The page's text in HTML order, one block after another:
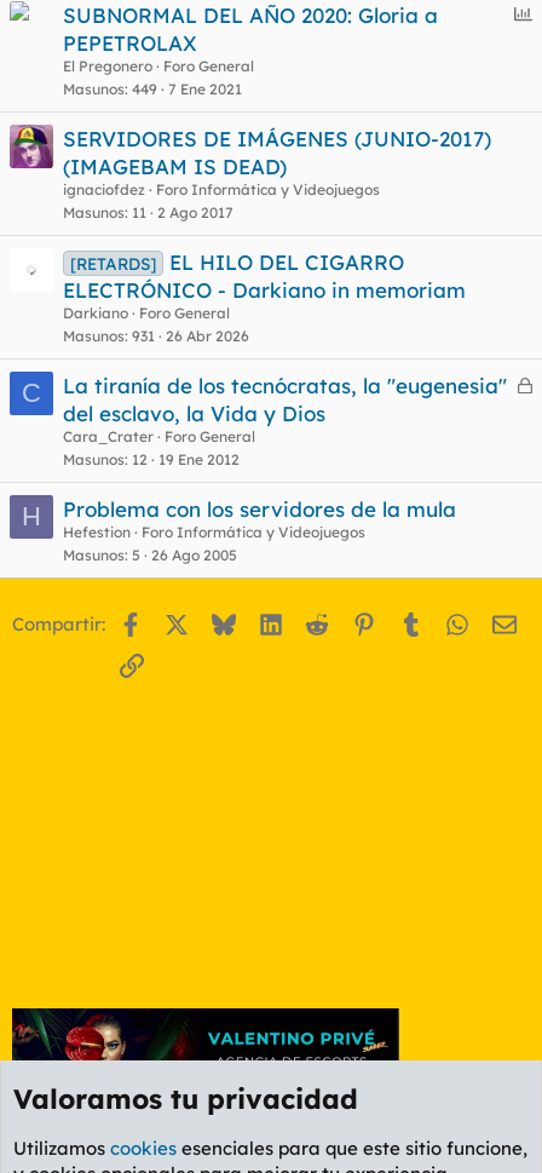
E
e
SUBNORMAL DEL AÑO 2020: Gloria a
PEPETROLAX
El Pregonero
Foro General
Masunos 449 7 Ene 2021
SERVIDORES DE IMÁGENES (JUNIO-2017)
(IMAGEBAM IS DEAD)
ignaciofdez
Foro Informática y Videojuegos
Masunos 11 2 Ago 2017
[RETARDS]
EL HILO DEL CIGARRO
ELECTRÓNICO - Darkiano in memoriam
Darkiano
Foro General
Masunos 931 26 Abr 2026
C
C
a
La tiranía de los tecnócratas, la "eugenesia"
del esclavo, la Vida y Dios
Cara_Crater
Foro General
Masunos 12 19 Ene 2012
H Problema con los servidores de la mula
Hefestion
Foro Informática y Videojuegos
Masunos 5 26 Ago 2005
Compartir: Facebook BlueskyLinkedIn
Reddit Pinterest
Tumblr
Enlace
Valoramos tu privacidad
Utilizamos cookies esenciales para que este sitio funcione,